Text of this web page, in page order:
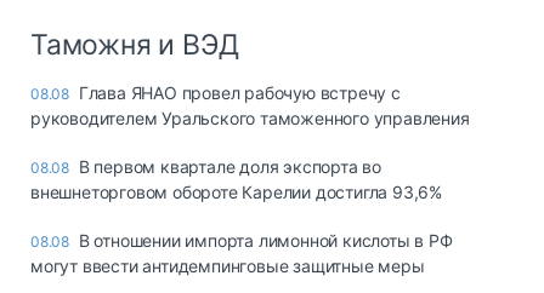
Таможня и ВЭД
08.08 Глава ЯНАО провел рабочую встречу с
руководителем Уральского таможенного управления
08.08 В первом квартале доля экспорта во
внешнеторговом обороте Карелии достигла 93,6%
08.08 В отношении импорта лимонной кислоты в РФ
могут ввести антидемпинговые защитные меры